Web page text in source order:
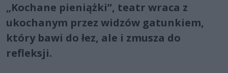
„Kochane pieniążki”, teatr wraca z
ukochanym przez widzów gatunkiem,
który bawi do łez, ale i zmusza do
refleksji.